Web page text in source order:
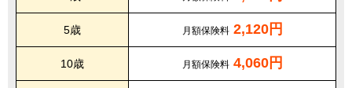
5歳 月額保険料 2,120円
10歳 月額保険料 4,060円